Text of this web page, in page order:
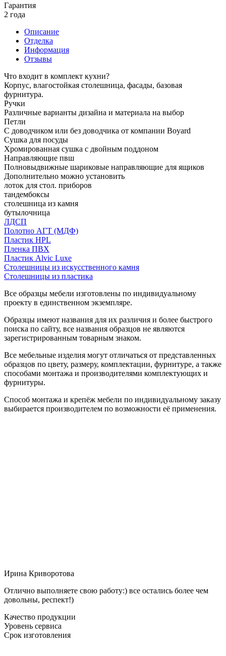
Гарантия
2 года
Описание
Отделка
Информация
Отзывы
Что входит в комплект кухни?
Корпус, влагостойкая столешница, фасады, базовая
фурнитура.
Ручки
Различные варианты дизайна и материала на выбор
Петли
С доводчиком или без доводчика от компании Boyard
Сушка для посуды
Хромированная сушка с двойным поддоном
Направляющие пвш
Полновыдвижные шариковые направляющие для ящиков
Дополнительно можно установить
лоток для стол. приборов
тандембоксы
столешница из камня
бутылочница
ЛДСП
Полотно АГТ (МДФ)
Пластик HPL
Пленка ПВХ
Пластик Alvic Luxe
Столешницы из искусственного камня
Столешницы из пластика
Все образцы мебели изготовлены по индивидуальному
проекту в единственном экземпляре.
Образцы имеют названия для их различия и более быстрого
поиска по сайту, все названия образцов не являются
зарегистрированным товарным знаком.
Все мебельные изделия могут отличаться от представленных
образцов по цвету, размеру, комплектации, фурнитуре, а также
способами монтажа и производителями комплектующих и
фурнитуры.
Способ монтажа и крепёж мебели по индивидуальному заказу
выбирается производителем по возможности её применения.
Ирина Криворотова
Отлично выполняете свою работу:) все остались более чем
довольны, респект!)
Качество продукции
Уровень сервиса
Срок изготовления